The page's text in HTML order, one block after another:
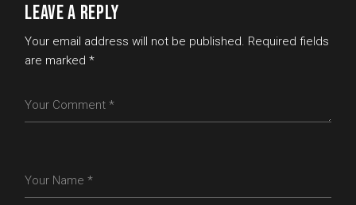
LEAVE A REPLY
Your email address will not be published. Required fields
are marked*